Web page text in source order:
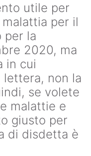
utile per
per il
per la
2020, ma
in cui
lettera, non la
se volete
malattie e
giusto per
di disdetta è